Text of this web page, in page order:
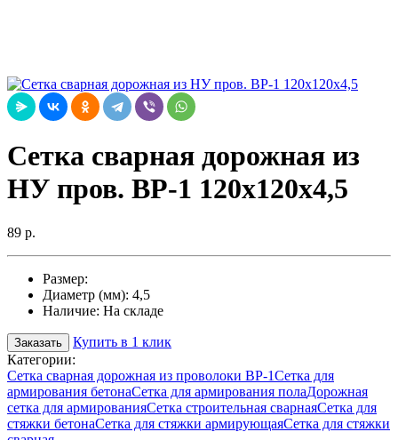
Cетка сварная дорожная из
НУ пров. ВР-1 120х120х4,5
89 р.
Размер:
Диаметр (мм): 4,5
Наличие: На складе
Заказать
Купить в 1 клик
Категории:
Сетка сварная дорожная из проволоки ВР-1Сетка для
армирования бетонаСетка для армирования полаДорожная
сетка для армированияСетка строительная сварнаяСетка для
стяжки бетонаСетка для стяжки армирующаяСетка для стяжки